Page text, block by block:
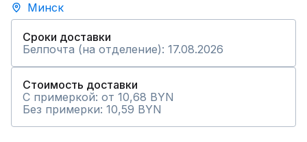
Минск
Сроки доставки
Белпочта (на отделение): 17.08.2026
Стоимость доставки
С примеркой: от 10,68 BYN
Без примерки: 10,59 BYN